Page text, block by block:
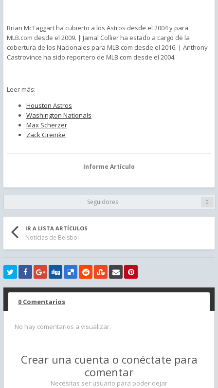
Brian McTaggart ha cubierto a los Astros desde el 2004 y para
MLB.com desde el 2009. | Jamal Collier ha estado a cargo de la
cobertura de los Nacionales para MLB.com desde el 2016. | Anthony
Castrovince ha sido reportero de MLB.com desde el 2004.
Leer más:
Houston Astros
Washington Nationals
Max Scherzer
Zack Greinke
Informe Artículo
Seguidores 0
IR A LISTA ARTÍCULOS
Noticias de Beisbol
0 Comentarios
No hay comentarios a visualizar.
Crear una cuenta o conéctate para
comentar
Necesitas ser usuario para poder dejar